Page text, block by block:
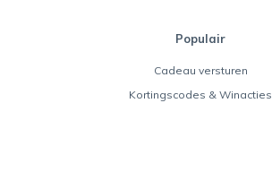
Populair
Cadeau versturen
Kortingscodes & Winacties